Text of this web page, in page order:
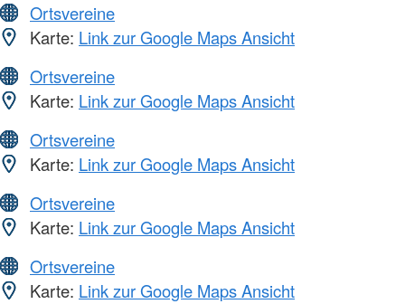
Ortsvereine
Karte: Link zur Google Maps Ansicht
Ortsvereine
Karte: Link zur Google Maps Ansicht
Ortsvereine
Karte: Link zur Google Maps Ansicht
Ortsvereine
Karte: Link zur Google Maps Ansicht
Ortsvereine
Karte: Link zur Google Maps Ansicht